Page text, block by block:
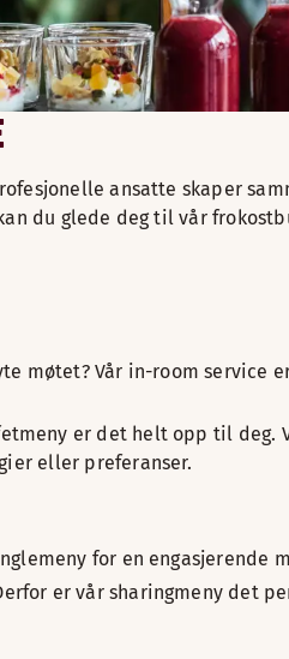
ansatte skaper
du glede deg til vår
møtet? Vår in-room
er det helt opp til
eller preferanser.
for en engasjerende
er vår sharingmeny det